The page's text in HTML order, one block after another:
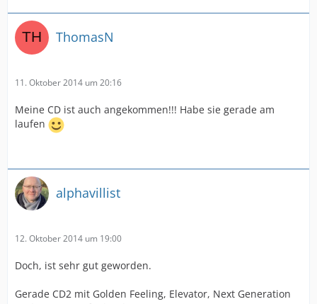
ThomasN
11. Oktober 2014 um 20:16
Meine CD ist auch angekommen!!! Habe sie gerade am
laufen
alphavillist
12. Oktober 2014 um 19:00
Doch, ist sehr gut geworden.
Gerade CD2 mit Golden Feeling, Elevator, Next Generation